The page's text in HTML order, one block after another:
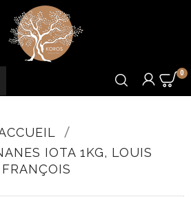
0
IOTA 1KG, LOUIS
FRANÇOIS